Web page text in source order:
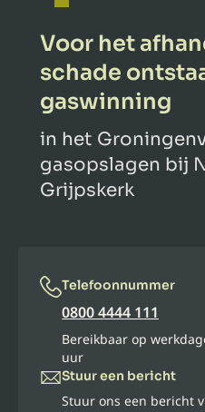
Voor het
schade
gaswinning
in het
gasopslagen bij
Grijpskerk
Telefoonnummer
0800 4444 111
Bereikbaar op
uur
Stuur een bericht
Stuur ons een bericht